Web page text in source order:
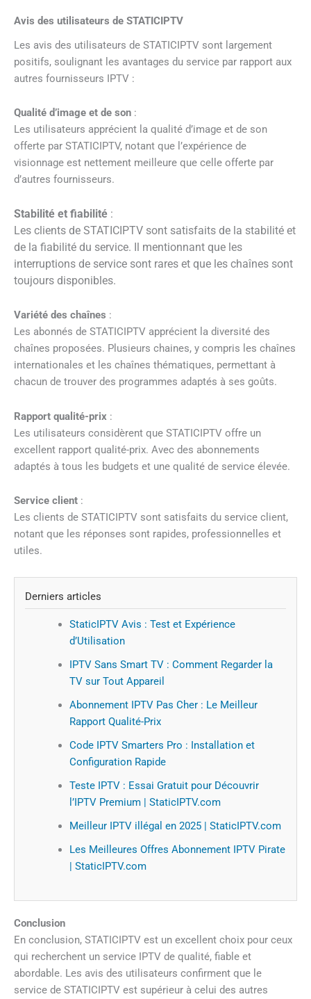
Avis des utilisateurs de STATICIPTV
Les avis des utilisateurs de STATICIPTV sont largement
positifs, soulignant les avantages du service par rapport aux
autres fournisseurs IPTV :
Qualité d’image et de son :
Les utilisateurs apprécient la qualité d’image et de son
offerte par STATICIPTV, notant que l’expérience de
visionnage est nettement meilleure que celle offerte par
d’autres fournisseurs.
Stabilité et fiabilité :
Les clients de STATICIPTV sont satisfaits de la stabilité et
de la fiabilité du service. Il mentionnant que les
interruptions de service sont rares et que les chaînes sont
toujours disponibles.
Variété des chaînes :
Les abonnés de STATICIPTV apprécient la diversité des
chaînes proposées. Plusieurs chaines, y compris les chaînes
internationales et les chaînes thématiques, permettant à
chacun de trouver des programmes adaptés à ses goûts.
Rapport qualité-prix :
Les utilisateurs considèrent que STATICIPTV offre un
excellent rapport qualité-prix. Avec des abonnements
adaptés à tous les budgets et une qualité de service élevée.
Service client :
Les clients de STATICIPTV sont satisfaits du service client,
notant que les réponses sont rapides, professionnelles et
utiles.
Derniers articles
StaticIPTV Avis : Test et Expérience
d’Utilisation
IPTV Sans Smart TV : Comment Regarder la
TV sur Tout Appareil
Abonnement IPTV Pas Cher : Le Meilleur
Rapport Qualité-Prix
Code IPTV Smarters Pro : Installation et
Configuration Rapide
Teste IPTV : Essai Gratuit pour Découvrir
l’IPTV Premium | StaticIPTV.com
Meilleur IPTV illégal en 2025 | StaticIPTV.com
Les Meilleures Offres Abonnement IPTV Pirate
| StaticIPTV.com
Conclusion
En conclusion, STATICIPTV est un excellent choix pour ceux
qui recherchent un service IPTV de qualité, fiable et
abordable. Les avis des utilisateurs confirment que le
service de STATICIPTV est supérieur à celui des autres